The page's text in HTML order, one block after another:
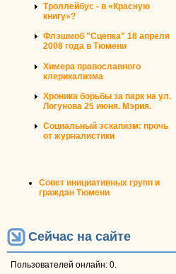
Троллейбус - в «Красную
книгу»?
Флэшмоб "Сцепка" 18 апреля
2008 года в Тюмени
Химера православного
клерикализма
Хроника борьбы за парк на ул.
Логунова 25 июня. Мэрия.
Социальный эскапизм: прочь
от журналистики
Совет инициативных групп и
граждан Тюмени
Сейчас на сайте
Пользователей онлайн: 0.